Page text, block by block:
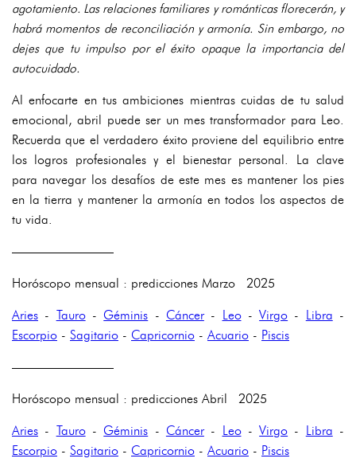
agotamiento. Las relaciones familiares y románticas florecerán, y
habrá momentos de reconciliación y armonía. Sin embargo, no
dejes que tu impulso por el éxito opaque la importancia del
autocuidado.
Al enfocarte en tus ambiciones mientras cuidas de tu salud
emocional, abril puede ser un mes transformador para Leo.
Recuerda que el verdadero éxito proviene del equilibrio entre
los logros profesionales y el bienestar personal. La clave
para navegar los desafíos de este mes es mantener los pies
en la tierra y mantener la armonía en todos los aspectos de
tu vida.
————————
Horóscopo mensual : predicciones Marzo 2025
Aries - Tauro- Géminis - Cáncer- Leo-Virgo - Libra -
Escorpio - Sagitario - Capricornio - Acuario - Piscis
————————
Horóscopo mensual : predicciones Abril 2025
Aries - Tauro- Géminis - Cáncer- Leo-Virgo - Libra -
Escorpio - Sagitario - Capricornio - Acuario - Piscis